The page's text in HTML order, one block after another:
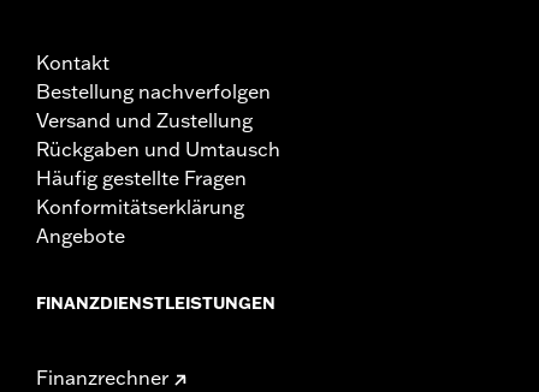
Kontakt
Bestellung nachverfolgen
Versand und Zustellung
Rückgaben und Umtausch
Häufig gestellte Fragen
Konformitätserklärung
Angebote
FINANZDIENSTLEISTUNGEN
Finanzrechner